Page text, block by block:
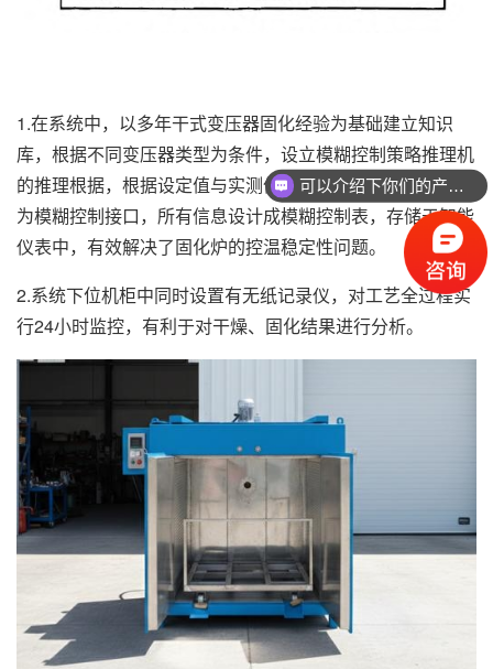
1.在系统中，以多年干式变压器固化经验为基础建立知识
库，根据不同变压器类型为条件，设立模糊控制策略推理机
的推理根据，根据设定值与实测值的差值及差值变化速率作
为模糊控制接口，所有信息设计成模糊控制表，存储于智能
仪表中，有效解决了固化炉的控温稳定性问题。
2.系统下位机柜中同时设置有无纸记录仪，对工艺全过程实
行24小时监控，有利于对干燥、固化结果进行分析。
可以介绍下你们的产品么